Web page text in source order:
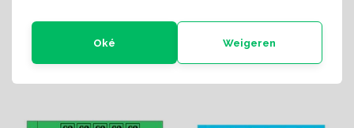
Oké Weigeren
ca. 1 tot 2 weken ca. 1 tot 2 weken